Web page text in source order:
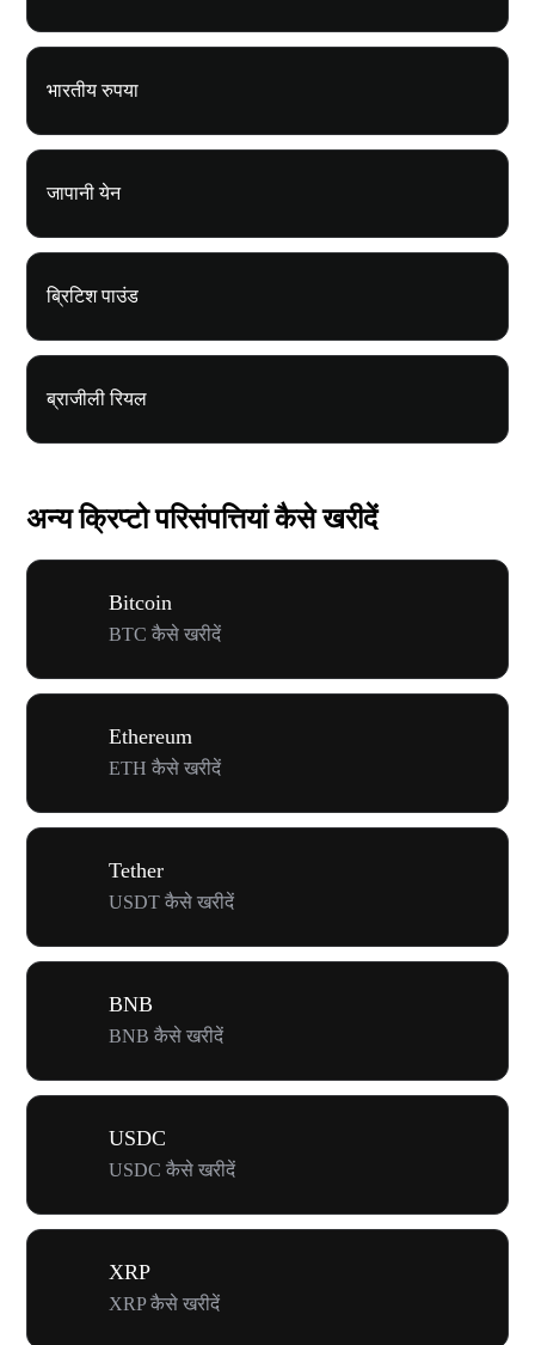
भारतीय रुपया
जापानी येन
ब्रिटिश पाउंड
ब्राजीली रियल
अन्य क्रिप्टो परिसंपत्तियां कैसे खरीदें
Bitcoin
BTC कैसे खरीदें
Ethereum
ETH कैसे खरीदें
Tether
USDT कैसे खरीदें
BNB
BNB कैसे खरीदें
USDC
USDC कैसे खरीदें
XRP
XRP कैसे खरीदें